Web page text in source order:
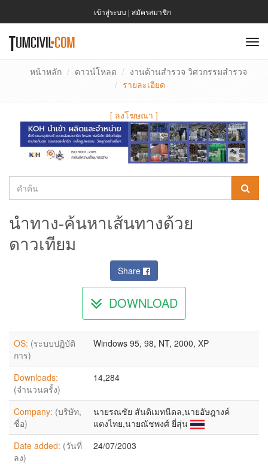
เข้าสู่ระบบ | สมัครสมาชิก
หน้าหลัก ดาวน์โหลด
งานด้านสำรวจ วิศวกรรมสำรวจ
รายละเอียด
[ ลงโฆษณา ]
นำทาง-ค้นหาเส้นทางด้วย
ดาวเทียม
Share
DOWNLOAD
OS: (ระบบปฏิบัติ
การ)
Windows 95, 98, NT, 2000, XP
Downloads:
(จำนวนครั้ง)
14,284
Company: (บริษัท,
ชื่อ)
นายรณชัย สันติเมทนีดล,นายอัษฎางค์
แตงไทย,นายณัชพงศ์ ยี่สุ่น
Date added: (วันที่
ลง)
24/07/2003